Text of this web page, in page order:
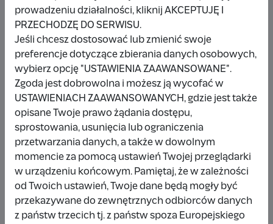
Wpłata anonimowa
10 zł miesiąc temu
Damianbloque Wordpress
1 zł 7 miesięcy temu
Wpłata anonimowa
10 zł rok temu
Wpłata anonimowa
prowadzeniu działalności, kliknij AKCEPTUJĘ I
PRZECHODZĘ DO SERWISU.
Jeśli chcesz dostosować lub zmienić swoje
preferencje dotyczące zbierania danych osobowych,
wybierz opcję "USTAWIENIA ZAAWANSOWANE".
Zgoda jest dobrowolna i możesz ją wycofać w
USTAWIENIACH ZAAWANSOWANYCH, gdzie jest także
opisane Twoje prawo żądania dostępu,
sprostowania, usunięcia lub ograniczenia
przetwarzania danych, a także w dowolnym
momencie za pomocą ustawień Twojej przeglądarki
w urządzeniu końcowym. Pamiętaj, że w zależności
od Twoich ustawień, Twoje dane będą mogły być
przekazywane do zewnętrznych odbiorców danych
z państw trzecich tj. z państw spoza Europejskiego